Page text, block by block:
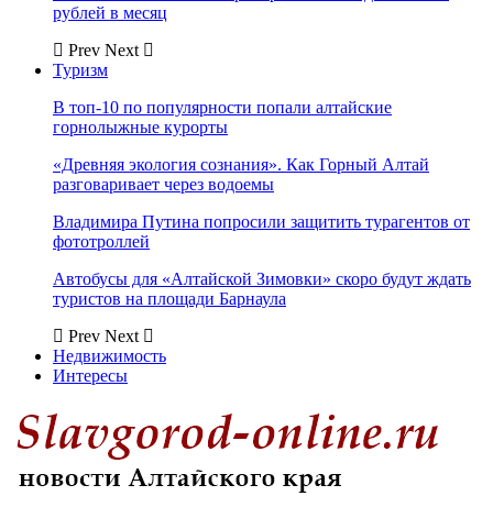
рублей в месяц
Prev Next
Туризм
В топ-10 по популярности попали алтайские
горнолыжные курорты
«Древняя экология сознания». Как Горный Алтай
разговаривает через водоемы
Владимира Путина попросили защитить турагентов от
фототроллей
Автобусы для «Алтайской Зимовки» скоро будут ждать
туристов на площади Барнаула
Prev Next
Недвижимость
Интересы